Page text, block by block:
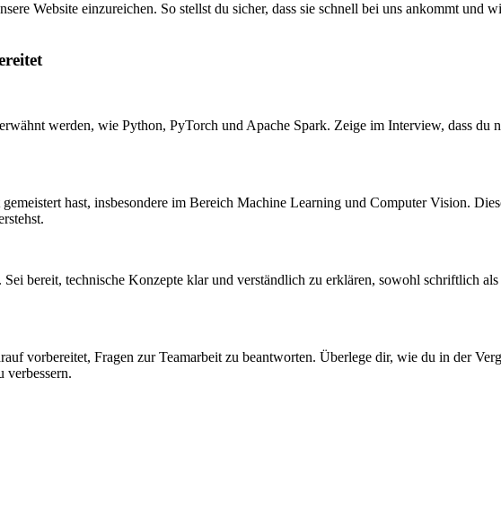
Website einzureichen. So stellst du sicher, dass sie schnell bei uns ankommt und
werden, wie Python, PyTorch und Apache Spark. Zeige im Interview, dass du
hast, insbesondere im Bereich Machine Learning und Computer Vision.
bereit, technische Konzepte klar und verständlich zu erklären, sowohl schriftlich
vorbereitet, Fragen zur Teamarbeit zu beantworten. Überlege dir, wie du in der
verbessern.